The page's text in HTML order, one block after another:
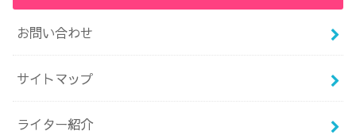
お問い合わせ
サイトマップ
ライター紹介